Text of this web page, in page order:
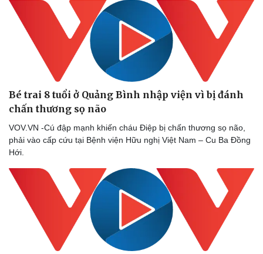
Bé trai 8 tuổi ở Quảng Bình nhập viện vì bị đánh
chấn thương sọ não
VOV.VN -Cú đập mạnh khiến cháu Điệp bị chấn thương sọ não,
phải vào cấp cứu tại Bệnh viện Hữu nghị Việt Nam – Cu Ba Đồng
Hới.